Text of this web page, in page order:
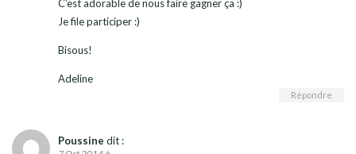
C’est adorable de nous faire gagner ça :)
Je file participer :)
Bisous!
Adeline
Répondre
Poussine dit :